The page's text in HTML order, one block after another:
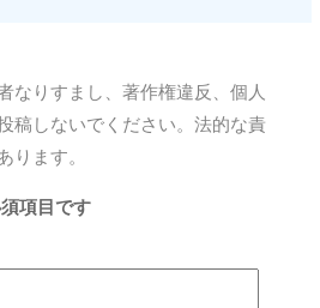
なりすまし、著作権違反、個人
稿しないでください。法的な責
ります。
項目です